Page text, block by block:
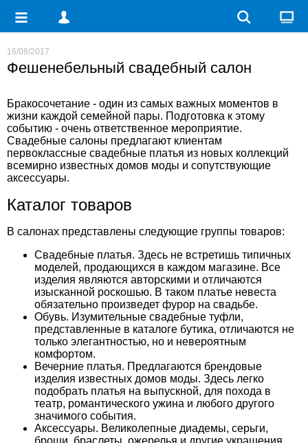
16/08/2017
Фешенебельный свадебный салон
Бракосочетание - один из самых важных моментов в
жизни каждой семейной пары. Подготовка к этому
событию - очень ответственное мероприятие.
Свадебные салоны предлагают клиентам
первоклассные свадебные платья из новых коллекций
всемирно известных домов моды и сопутствующие
аксессуары.
Каталог товаров
В салонах представлены следующие группы товаров:
Свадебные платья. Здесь не встретишь типичных
моделей, продающихся в каждом магазине. Все
изделия являются авторскими и отличаются
изысканной роскошью. В таком платье невеста
обязательно произведет фурор на свадьбе.
Обувь. Изумительные свадебные туфли,
представленные в каталоге бутика, отличаются не
только элегантностью, но и невероятным
комфортом.
Вечерние платья. Предлагаются брендовые
изделия известных домов моды. Здесь легко
подобрать платья на выпускной, для похода в
театр, романтического ужина и любого другого
значимого события.
Аксессуары. Великолепные диадемы, серьги,
броши, браслеты, ожерелья и другие украшения